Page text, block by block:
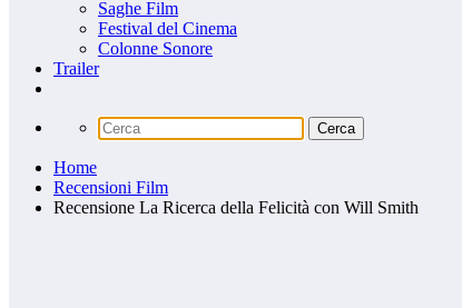
Saghe Film
Festival del Cinema
Colonne Sonore
Trailer
Home
Recensioni Film
Recensione La Ricerca della Felicità con Will Smith